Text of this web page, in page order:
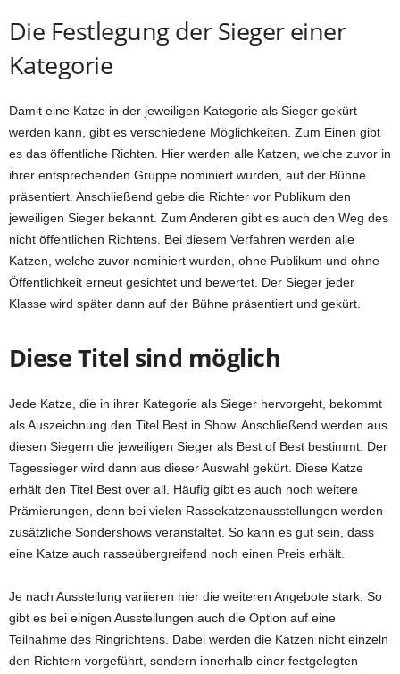
Die Festlegung der Sieger einer
Kategorie
Damit eine Katze in der jeweiligen Kategorie als Sieger gekürt
werden kann, gibt es verschiedene Möglichkeiten. Zum Einen gibt
es das öffentliche Richten. Hier werden alle Katzen, welche zuvor in
ihrer entsprechenden Gruppe nominiert wurden, auf der Bühne
präsentiert. Anschließend gebe die Richter vor Publikum den
jeweiligen Sieger bekannt. Zum Anderen gibt es auch den Weg des
nicht öffentlichen Richtens. Bei diesem Verfahren werden alle
Katzen, welche zuvor nominiert wurden, ohne Publikum und ohne
Öffentlichkeit erneut gesichtet und bewertet. Der Sieger jeder
Klasse wird später dann auf der Bühne präsentiert und gekürt.
Diese Titel sind möglich
Jede Katze, die in ihrer Kategorie als Sieger hervorgeht, bekommt
als Auszeichnung den Titel Best in Show. Anschließend werden aus
diesen Siegern die jeweiligen Sieger als Best of Best bestimmt. Der
Tagessieger wird dann aus dieser Auswahl gekürt. Diese Katze
erhält den Titel Best over all. Häufig gibt es auch noch weitere
Prämierungen, denn bei vielen Rassekatzenausstellungen werden
zusätzliche Sondershows veranstaltet. So kann es gut sein, dass
eine Katze auch rasseübergreifend noch einen Preis erhält.
Je nach Ausstellung variieren hier die weiteren Angebote stark. So
gibt es bei einigen Ausstellungen auch die Option auf eine
Teilnahme des Ringrichtens. Dabei werden die Katzen nicht einzeln
den Richtern vorgeführt, sondern innerhalb einer festgelegten